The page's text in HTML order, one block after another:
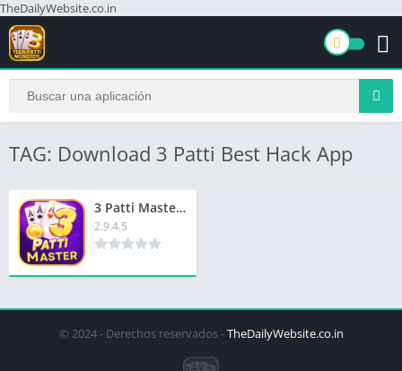
TheDailyWebsite.co.in
TAG: Download 3 Patti Best Hack App
3 Patti Master Best App | 3 पत्ती मास्टर सर्वश्रेष्ठ ऐप | ₹3000 बोनस
2.9.4.5
© 2024 - Derechos reservados -TheDailyWebsite.co.in